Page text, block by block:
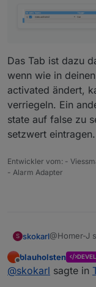
Was
Das Tab ist dazu
wenn wie in
activated ändert,
verriegeln. Ein
state auf false zu
setzwert eintragen.
Entwickler vom: -
- Alarm Adapter
S skokarl@Homer-J
Hallo @
Offline
blauholsten
@skokarl sagte in